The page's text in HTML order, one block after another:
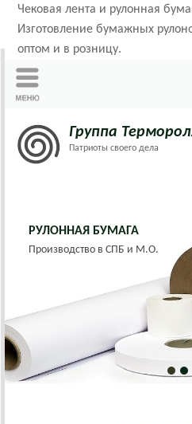
Чековая лента и рулонная
Изготовление бумажных
оптом и в розницу.
Группа
Патриоты своего дела
РУЛОННАЯ БУМАГА
Производство в СПБ и М.О.